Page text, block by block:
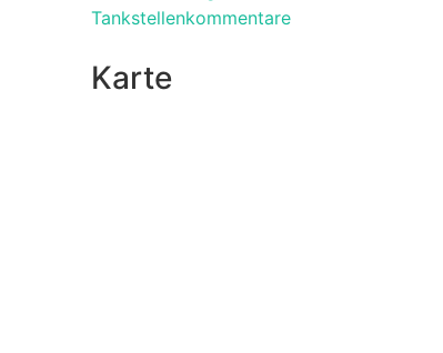
Tankstellenkommentare
Karte